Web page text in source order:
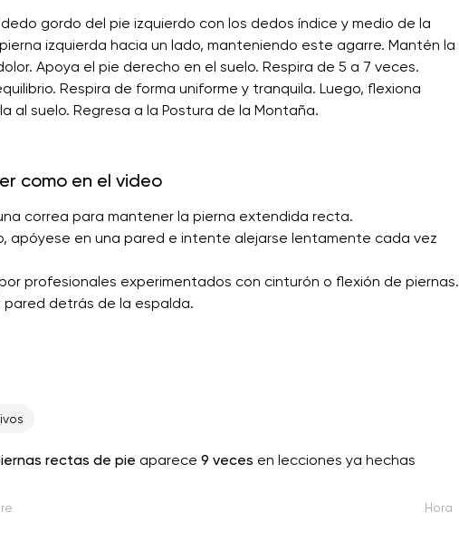
gordo del pie izquierdo con los dedos índice y medio de la
izquierda hacia un lado, manteniendo este agarre. Mantén la
Apoya el pie derecho en el suelo. Respira de 5 a 7 veces.
Respira de forma uniforme y tranquila. Luego, flexiona
al suelo. Regresa a la Postura de la Montaña.
como en el video
correa para mantener la pierna extendida recta.
apóyese en una pared e intente alejarse lentamente cada vez
profesionales experimentados con cinturón o flexión de piernas.
pared detrás de la espalda.
rectas de pie aparece 9 veces en lecciones ya hechas
Hora